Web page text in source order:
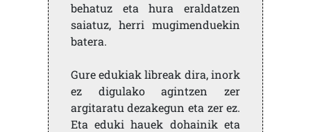
behatuz eta hura eraldatzen
saiatuz, herri mugimenduekin
batera.
Gure edukiak libreak dira, inork
ez digulako agintzen zer
argitaratu dezakegun eta zer ez.
Eta eduki hauek dohainik eta